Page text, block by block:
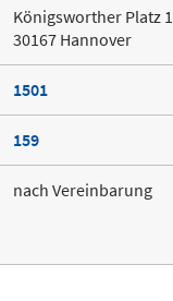
Königsworther Platz 1
30167 Hannover
1501
159
nach Vereinbarung